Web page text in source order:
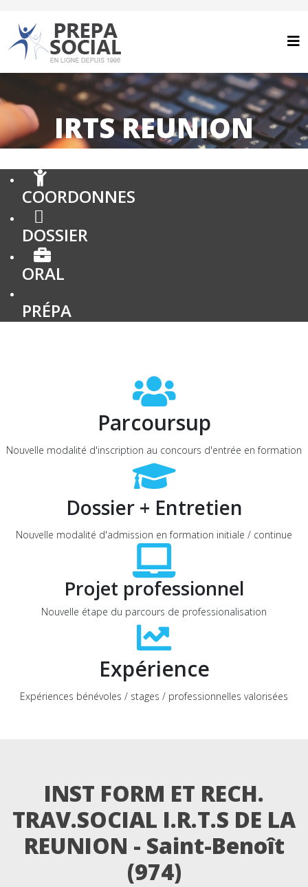
IRTS REUNION
COORDONNES
DOSSIER
ORAL
PRÉPA
Parcoursup
Nouvelle modalité d'inscription au concours d'entrée en formation
Dossier + Entretien
Nouvelle modalité d'admission en formation initiale / continue
Projet professionnel
Nouvelle étape du parcours de professionalisation
Expérience
Expériences bénévoles / stages / professionnelles valorisées
INST FORM ET RECH.
TRAV.SOCIAL I.R.T.S DE LA
REUNION - Saint-Benoît
(974)